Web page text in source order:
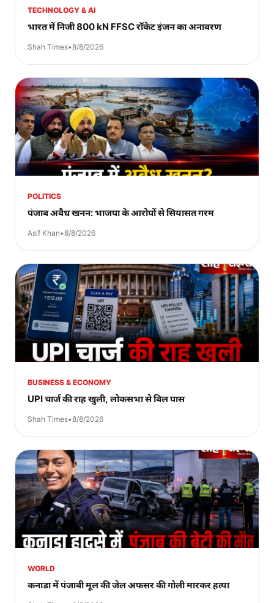
TECHNOLOGY & AI
भारत में निजी 800 kN FFSC रॉकेट इंजन का अनावरण
Shah Times•8/8/2026
POLITICS
पंजाब अवैध खनन: भाजपा के आरोपों से सियासत गरम
Asif Khan•8/8/2026
BUSINESS & ECONOMY
UPI चार्ज की राह खुली, लोकसभा से बिल पास
Shah Times•8/8/2026
WORLD
कनाडा में पंजाबी मूल की जेल अफसर की गोली मारकर हत्या